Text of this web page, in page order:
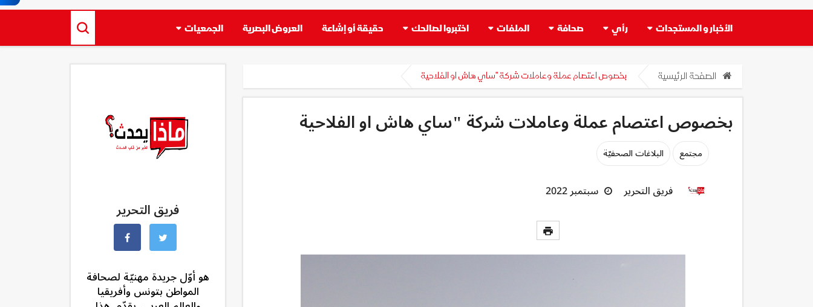
الأخبار و المستجدات رأي صحافة الملفات اختبروا لصالحك حقيقة أو إشاعة العروض البصرية الجمعيات
الصفحة الرئيسية بخصوص اعتصام عملة وعاملات شركة "ساي هاش او الفلاحية
بخصوص اعتصام عملة وعاملات شركة "ساي هاش او الفلاحية
مجتمع البلاغات الصحفيّة
فريق التحرير سبتمبر 2022
فريق التحرير
هو أوّل جريدة مهنيّة لصحافة
المواطن بتونس وأفريقيا